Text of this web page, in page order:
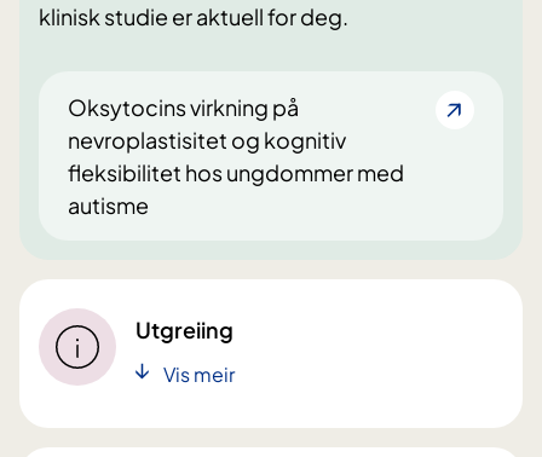
klinisk studie er aktuell for deg.
Oksytocins virkning på
nevroplastisitet og kognitiv
fleksibilitet hos ungdommer med
autisme
Utgreiing
Vis meir